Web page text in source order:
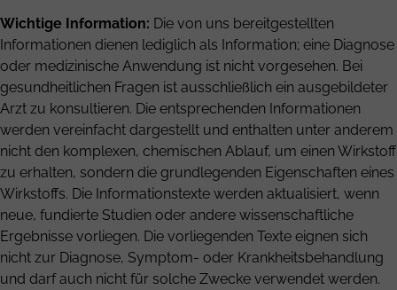
Wichtige Information: Die von uns bereitgestellten
Informationen dienen lediglich als Information; eine Diagnose
oder medizinische Anwendung ist nicht vorgesehen. Bei
gesundheitlichen Fragen ist ausschließlich ein ausgebildeter
Arzt zu konsultieren. Die entsprechenden Informationen
werden vereinfacht dargestellt und enthalten unter anderem
nicht den komplexen, chemischen Ablauf, um einen Wirkstoff
zu erhalten, sondern die grundlegenden Eigenschaften eines
Wirkstoffs. Die Informationstexte werden aktualisiert, wenn
neue, fundierte Studien oder andere wissenschaftliche
Ergebnisse vorliegen. Die vorliegenden Texte eignen sich
nicht zur Diagnose, Symptom- oder Krankheitsbehandlung
und darf auch nicht für solche Zwecke verwendet werden.